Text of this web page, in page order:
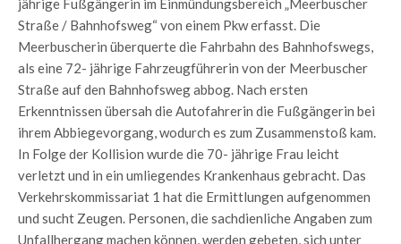
jährige Fußgängerin im Einmündungsbereich „Meerbuscher
Straße / Bahnhofsweg“ von einem Pkw erfasst. Die
Meerbuscherin überquerte die Fahrbahn des Bahnhofswegs,
als eine 72- jährige Fahrzeugführerin von der Meerbuscher
Straße auf den Bahnhofsweg abbog. Nach ersten
Erkenntnissen übersah die Autofahrerin die Fußgängerin bei
ihrem Abbiegevorgang, wodurch es zum Zusammenstoß kam.
In Folge der Kollision wurde die 70- jährige Frau leicht
verletzt und in ein umliegendes Krankenhaus gebracht. Das
Verkehrskommissariat 1 hat die Ermittlungen aufgenommen
und sucht Zeugen. Personen, die sachdienliche Angaben zum
Unfallhergang machen können, werden gebeten, sich unter